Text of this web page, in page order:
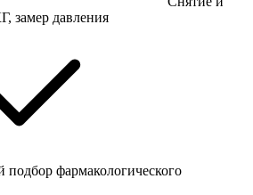
замер давления
фармакологического